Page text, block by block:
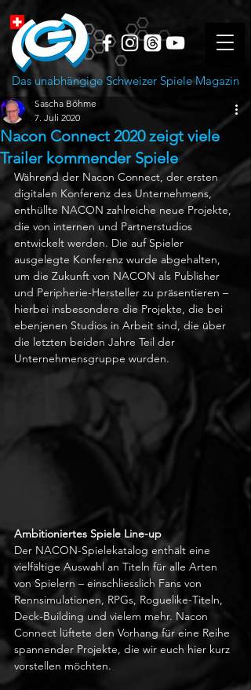
Das unabhängige Schweizer Spiele Magazin
Nacon Connect 2020 zeigt viele
Trailer kommender Spiele
Sascha Böhme
7. Juli 2020
Während der Nacon Connect, der ersten
digitalen Konferenz des Unternehmens,
enthüllte NACON zahlreiche neue Projekte,
die von internen und Partnerstudios
entwickelt werden. Die auf Spieler
ausgelegte Konferenz wurde abgehalten,
um die Zukunft von NACON als Publisher
und Peripherie-Hersteller zu präsentieren –
hierbei insbesondere die Projekte, die bei
ebenjenen Studios in Arbeit sind, die über
die letzten beiden Jahre Teil der
Unternehmensgruppe wurden.
Ambitioniertes Spiele Line-up
Der NACON-Spielekatalog enthält eine
vielfältige Auswahl an Titeln für alle Arten
von Spielern – einschliesslich Fans von
Rennsimulationen, RPGs, Roguelike-Titeln,
Deck-Building und vielem mehr. Nacon
Connect lüftete den Vorhang für eine Reihe
spannender Projekte, die wir euch hier kurz
vorstellen möchten.